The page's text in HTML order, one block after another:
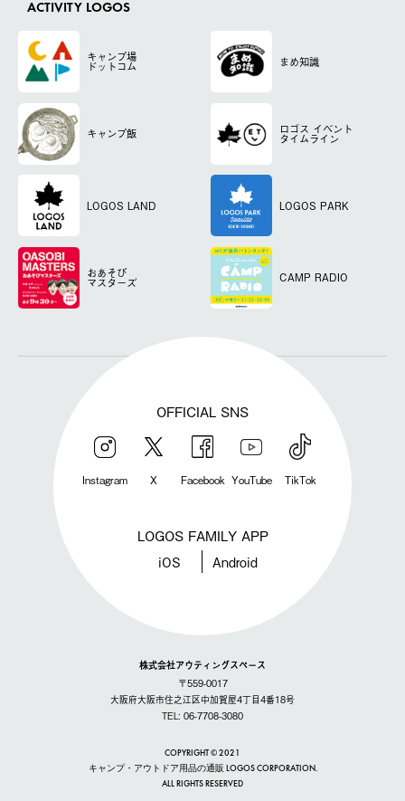
ACTIVITY LOGOS
キャンプ場
ドットコム まめ知識
キャンプ飯 ロゴス イベント
タイムライン
LOGOS LAND LOGOS PARK
おあそび
マスターズ CAMP RADIO
OFFICIAL SNS
Instagram X Facebook YouTube TikTok
LOGOS FAMILY APP
iOS Android
株式会社アウティングスペース
〒559-0017
大阪府大阪市住之江区中加賀屋4丁目4番18号
TEL: 06-7708-3080
COPYRIGHT © 2021
キャンプ・アウトドア用品の通販 LOGOS CORPORATION.
ALL RIGHTS RESERVED